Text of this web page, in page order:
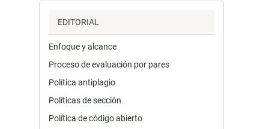
EDITORIAL
Enfoque y alcance
Proceso de evaluación por pares
Política antiplagio
Políticas de sección
Política de código abierto